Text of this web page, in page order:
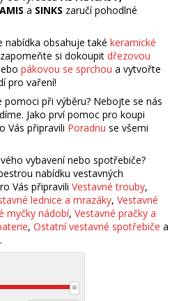
a SINKS zaručí pohodlné
nabídka obsahuje takékeramické
si dokoupitdřezovou
pákovou se sprchou a vytvořte
pro vaření!
při výběru? Nebojte se nás
Jako prví pomoc pro koupi
Vás připravili Poradnu se všemi
vybavení nebo spotřebiče?
nabídku vestavných
Vás připraviliVestavné trouby,
lednice a mrazáky,Vestavné
myčky nádobí,Vestavné pračky a
,Ostatní vestavné spotřebiče a
.